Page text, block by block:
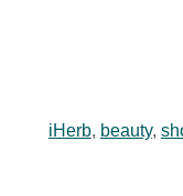
iHerb, beauty,